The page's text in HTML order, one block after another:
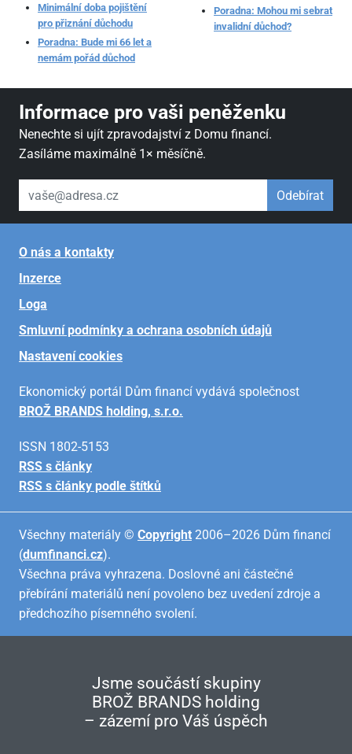
Minimální doba pojištění
pro přiznání důchodu
Poradna: Bude mi 66 let a
nemám pořád důchod
Poradna: Mohou mi sebrat
invalidní důchod?
Informace pro vaši peněženku
Nenechte si ujít zpravodajství z Domu financí.
Zasíláme maximálně 1× měsíčně.
váš email Odebírat
O nás a kontakty
Inzerce
Loga
Smluvní podmínky a ochrana osobních údajů
Nastavení cookies
Ekonomický portál Dům financí vydává společnost
BROŽ BRANDS holding, s.r.o.
ISSN 1802-5153
RSS s články
RSS s články podle štítků
Všechny materiály © Copyright 2006–2026 Dům financí
(dumfinanci.cz).
Všechna práva vyhrazena. Doslovné ani částečné
přebírání materiálů není povoleno bez uvedení zdroje a
předchozího písemného svolení.
Jsme součástí skupiny
BROŽ BRANDS holding
– zázemí pro Váš úspěch